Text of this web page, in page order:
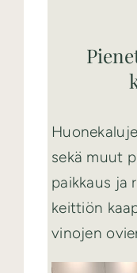
sekä muut
paikkaus ja
keittiön
vinojen